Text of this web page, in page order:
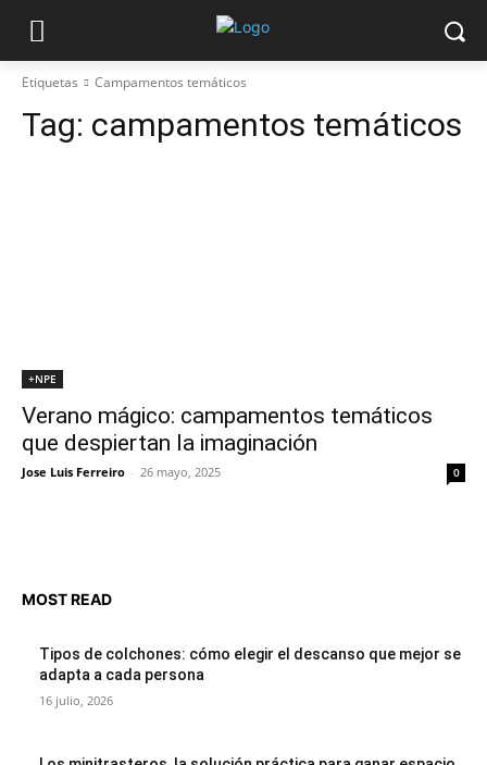
Etiquetas Campamentos temáticos
Tag: campamentos temáticos
+NPE
Verano mágico: campamentos temáticos
que despiertan la imaginación
Jose Luis Ferreiro - 26 mayo, 2025 0
MOST READ
Tipos de colchones: cómo elegir el descanso que mejor se
adapta a cada persona
16 julio, 2026